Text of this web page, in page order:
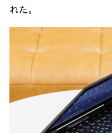
れた。